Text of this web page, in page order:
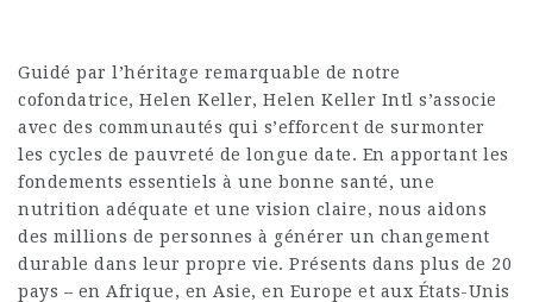
Guidé par l’héritage remarquable de notre
cofondatrice, Helen Keller, Helen Keller Intl s’associe
avec des communautés qui s’efforcent de surmonter
les cycles de pauvreté de longue date. En apportant les
fondements essentiels à une bonne santé, une
nutrition adéquate et une vision claire, nous aidons
des millions de personnes à générer un changement
durable dans leur propre vie. Présents dans plus de 20
pays – en Afrique, en Asie, en Europe et aux États-Unis